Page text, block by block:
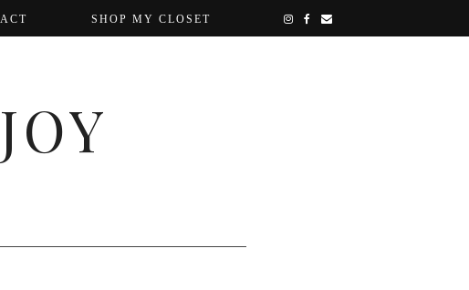
SHOP MY CLOSET